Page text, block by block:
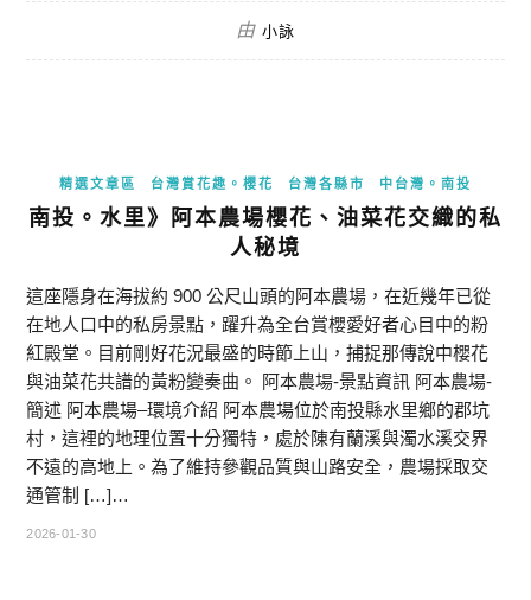
由 小詠
精選文章區 台灣賞花趣。櫻花 台灣各縣市 中台灣。南投
南投。水里》阿本農場櫻花、油菜花交織的私
人秘境
這座隱身在海拔約 900 公尺山頭的阿本農場，在近幾年已從
在地人口中的私房景點，躍升為全台賞櫻愛好者心目中的粉
紅殿堂。目前剛好花況最盛的時節上山，捕捉那傳說中櫻花
與油菜花共譜的黃粉變奏曲。 阿本農場-景點資訊 阿本農場-
簡述 阿本農場–環境介紹 阿本農場位於南投縣水里鄉的郡坑
村，這裡的地理位置十分獨特，處於陳有蘭溪與濁水溪交界
不遠的高地上。為了維持參觀品質與山路安全，農場採取交
通管制 […]…
2026-01-30